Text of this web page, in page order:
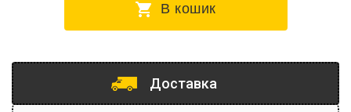
В кошик
Доставка